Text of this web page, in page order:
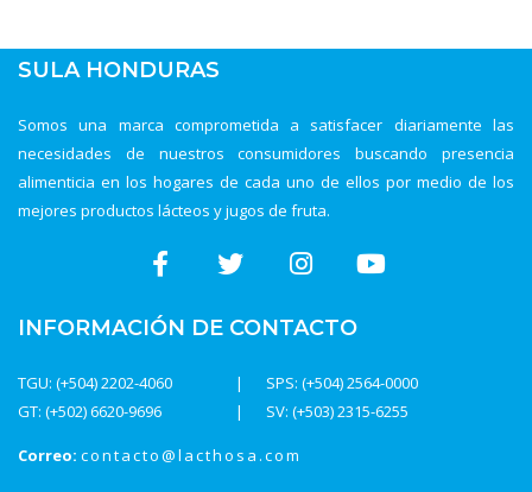
SULA HONDURAS
Somos una marca comprometida a satisfacer diariamente las
necesidades de nuestros consumidores buscando presencia
alimenticia en los hogares de cada uno de ellos por medio de los
mejores productos lácteos y jugos de fruta.
INFORMACIÓN DE CONTACTO
TGU: (+504) 2202-4060
SPS: (+504) 2564-0000
SV: (+503) 2315-6255
GT: (+502) 6620-9696
Correo: contacto@lacthosa.com